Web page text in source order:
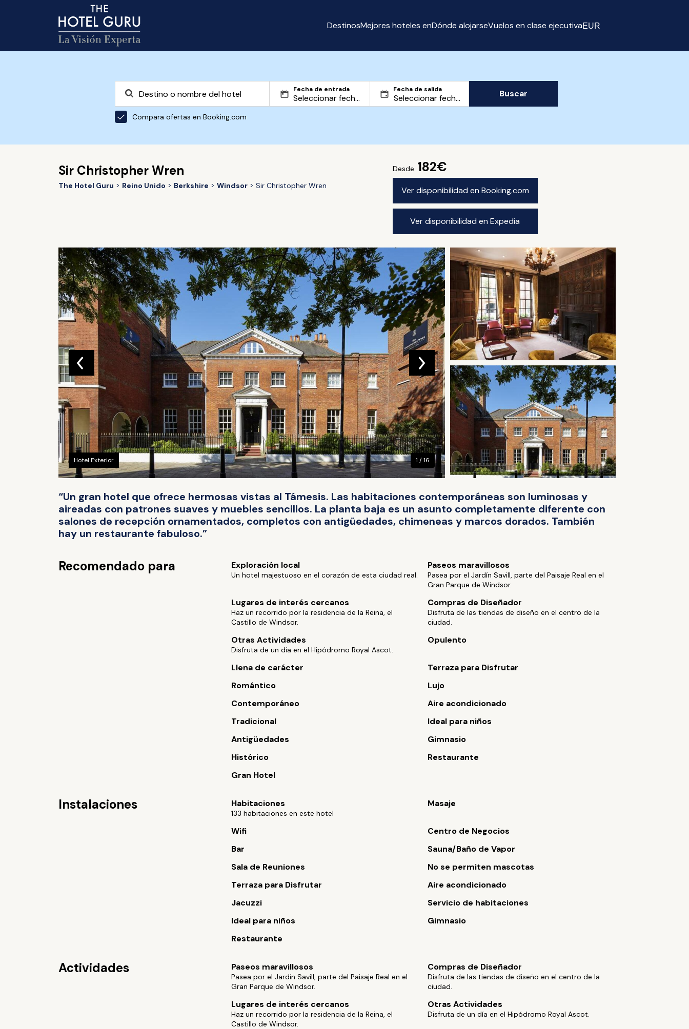
DestinosMejores hoteles enDónde alojarseVuelos en clase ejecutivaEUR
Fecha de entrada Fecha de salida
Compara ofertas en Booking.com
Buscar
Sir Christopher Wren
The Hotel Guru Reino Unido Berkshire Windsor Sir Christopher Wren
Desde 182€
Ver disponibilidad en Booking.com
Ver disponibilidad en Expedia
Hotel Exterior 1 / 16
“Un gran hotel que ofrece hermosas vistas al Támesis. Las habitaciones contemporáneas son luminosas y
aireadas con patrones suaves y muebles sencillos. La planta baja es un asunto completamente diferente con
salones de recepción ornamentados, completos con antigüedades, chimeneas y marcos dorados. También
hay un restaurante fabuloso.”
Recomendado para Exploración local
Un hotel majestuoso en el corazón de esta ciudad real.
Paseos maravillosos
Pasea por el Jardín Savill, parte del Paisaje Real en el
Gran Parque de Windsor.
Lugares de interés cercanos
Haz un recorrido por la residencia de la Reina, el
Castillo de Windsor.
Compras de Diseñador
Disfruta de las tiendas de diseño en el centro de la
ciudad.
Otras Actividades
Disfruta de un día en el Hipódromo Royal Ascot.
Opulento
Llena de carácter
Terraza para Disfrutar
Romántico
Lujo
Contemporáneo
Aire acondicionado
Tradicional
Ideal para niños
Antigüedades
Gimnasio
Histórico
Restaurante
Gran Hotel
Instalaciones Habitaciones
133 habitaciones en este hotel
Masaje
Wifi
Centro de Negocios
Bar
Sauna/Baño de Vapor
Sala de Reuniones
No se permiten mascotas
Terraza para Disfrutar
Aire acondicionado
Jacuzzi
Servicio de habitaciones
Ideal para niños
Gimnasio
Restaurante
Actividades Paseos maravillosos
Pasea por el Jardín Savill, parte del Paisaje Real en el
Gran Parque de Windsor.
Compras de Diseñador
Disfruta de las tiendas de diseño en el centro de la
ciudad.
Lugares de interés cercanos
Haz un recorrido por la residencia de la Reina, el
Castillo de Windsor.
Otras Actividades
Disfruta de un día en el Hipódromo Royal Ascot.